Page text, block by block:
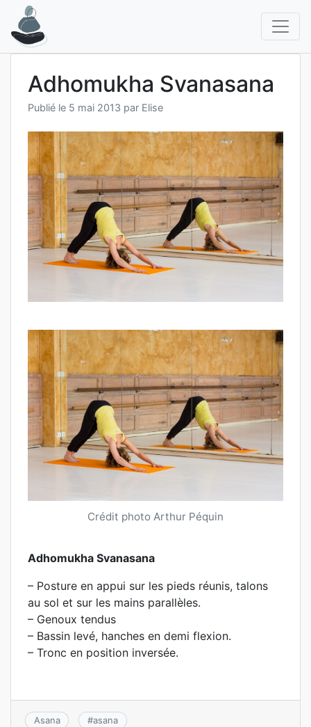
contenu
Adhomukha Svanasana
Publié le 5 mai 2013 par Elise
Crédit photo Arthur Péquin
Adhomukha Svanasana
– Posture en appui sur les pieds réunis, talons
au sol et sur les mains parallèles.
– Genoux tendus
– Bassin levé, hanches en demi flexion.
– Tronc en position inversée.
Asana #asana